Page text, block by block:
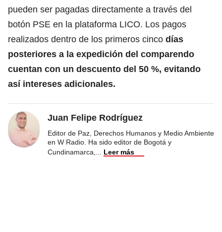
pueden ser pagadas directamente a través del
botón PSE en la plataforma LICO. Los pagos
realizados dentro de los primeros cinco días
posteriores a la expedición del comparendo
cuentan con un descuento del 50 %, evitando
así intereses adicionales.
Juan Felipe Rodríguez
Editor de Paz, Derechos Humanos y Medio Ambiente
en W Radio. Ha sido editor de Bogotá y
Cundinamarca,
Leer más